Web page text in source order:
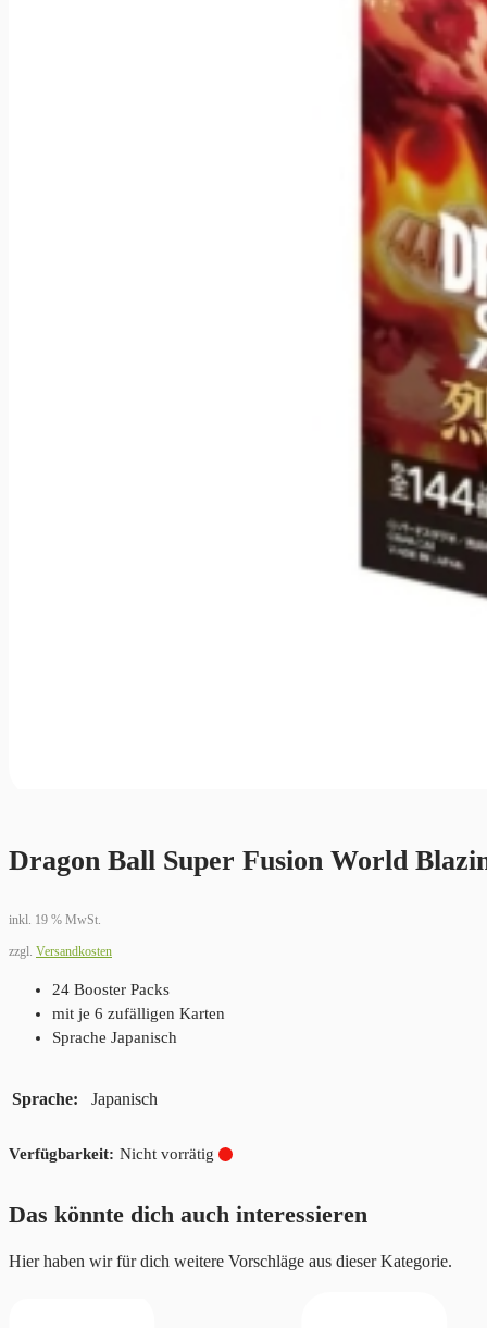
Dragon Ball Super Fusion World
inkl. 19 % MwSt.
zzgl. Versandkosten
24 Booster Packs
mit je 6 zufälligen Karten
Sprache Japanisch
Sprache Japanisch
Nicht vorrätig
Das könnte dich auch interessieren
Hier haben wir für dich weitere Vorschläge aus dieser Kategorie.